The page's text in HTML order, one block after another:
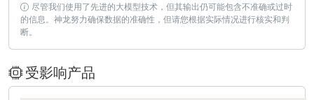
尽管我们使用了先进的大模型技术，但其输出仍可能包含不准确或过时
的信息。神龙努力确保数据的准确性，但请您根据实际情况进行核实和判
断。
受影响产品